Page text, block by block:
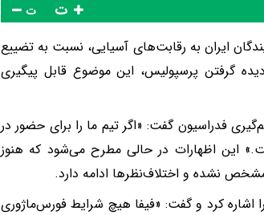
ت
ایران به رقابت‌های آسیایی، نسبت به تضییع
گرفتن پرسپولیس، این موضوع قابل پیگیری
فدراسیون گفت: «اگر تیم ما را برای حضور در
این اظهارات در حالی مطرح می‌شود که هنوز
نشده و اختلاف‌نظرها ادامه دارد.
کرد و گفت: «فیفا هیچ شرایط فورس‌ماژوری